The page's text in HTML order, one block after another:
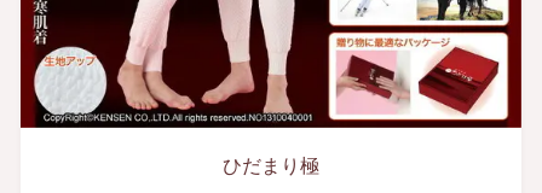
ひだまり極